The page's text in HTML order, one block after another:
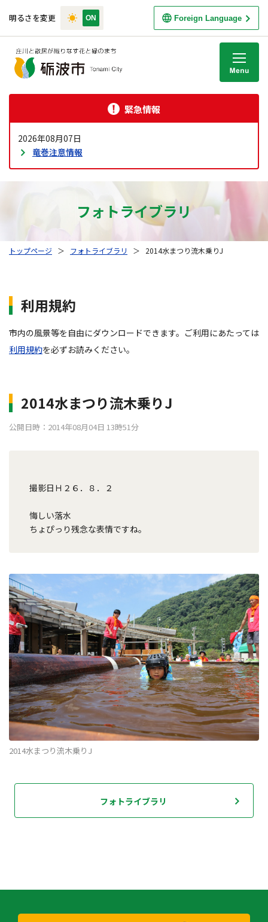
明るさを変更 Foreign Language
緊急情報
2026年08月07日
竜巻注意情報
フォトライブラリ
トップページ ＞ フォトライブラリ ＞ 2014水まつり流木乗りJ
利用規約
市内の風景等を自由にダウンロードできます。ご利用にあたっては
利用規約を必ずお読みください。
2014水まつり流木乗りJ
公開日時：2014年08月04日 13時51分
撮影日Ｈ２６．８．２
悔しい落水
ちょぴっり残念な表情ですね。
2014水まつり流木乗りJ
フォトライブラリ